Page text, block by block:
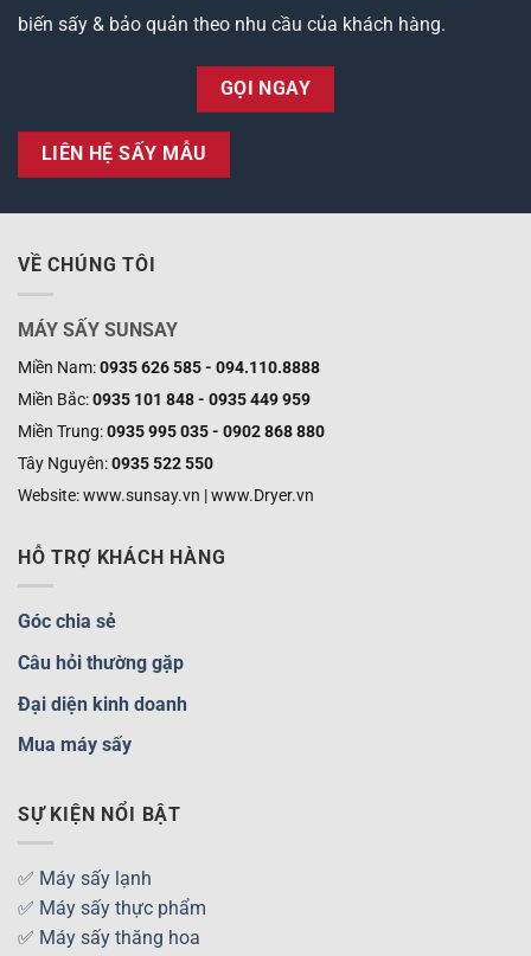
biến sấy & bảo quản theo nhu cầu của khách hàng.
GỌI NGAY
LIÊN HỆ SẤY MẪU
VỀ CHÚNG TÔI
MÁY SẤY SUNSAY
Miền Nam:0935 626 585 - 094.110.8888
Miền Bắc:0935 101 848 - 0935 449 959
Miền Trung:0935 995 035 - 0902 868 880
Tây Nguyên:0935 522 550
Website: www.sunsay.vn | www.Dryer.vn
HỖ TRỢ KHÁCH HÀNG
Góc chia sẻ
Câu hỏi thường gặp
Đại diện kinh doanh
Mua máy sấy
SỰ KIỆN NỔI BẬT
✅ Máy sấy lạnh
✅ Máy sấy thực phẩm
✅ Máy sấy thăng hoa